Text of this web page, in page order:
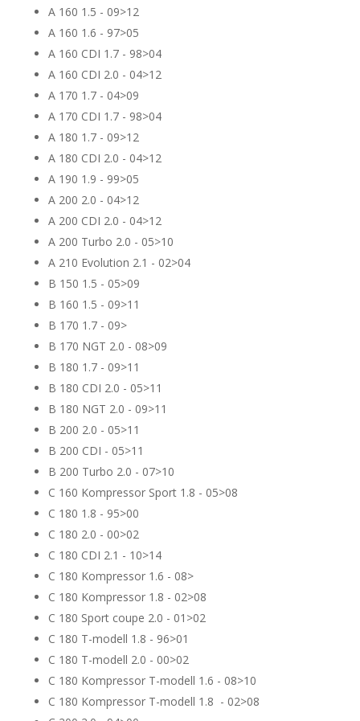
A 160 1.5 - 09>12
A 160 1.6 - 97>05
A 160 CDI 1.7 - 98>04
A 160 CDI 2.0 - 04>12
A 170 1.7 - 04>09
A 170 CDI 1.7 - 98>04
A 180 1.7 - 09>12
A 180 CDI 2.0 - 04>12
A 190 1.9 - 99>05
A 200 2.0 - 04>12
A 200 CDI 2.0 - 04>12
A 200 Turbo 2.0 - 05>10
A 210 Evolution 2.1 - 02>04
B 150 1.5 - 05>09
B 160 1.5 - 09>11
B 170 1.7 - 09>
B 170 NGT 2.0 - 08>09
B 180 1.7 - 09>11
B 180 CDI 2.0 - 05>11
B 180 NGT 2.0 - 09>11
B 200 2.0 - 05>11
B 200 CDI - 05>11
B 200 Turbo 2.0 - 07>10
C 160 Kompressor Sport 1.8 - 05>08
C 180 1.8 - 95>00
C 180 2.0 - 00>02
C 180 CDI 2.1 - 10>14
C 180 Kompressor 1.6 - 08>
C 180 Kompressor 1.8 - 02>08
C 180 Sport coupe 2.0 - 01>02
C 180 T-modell 1.8 - 96>01
C 180 T-modell 2.0 - 00>02
C 180 Kompressor T-modell 1.6 - 08>10
C 180 Kompressor T-modell 1.8 - 02>08